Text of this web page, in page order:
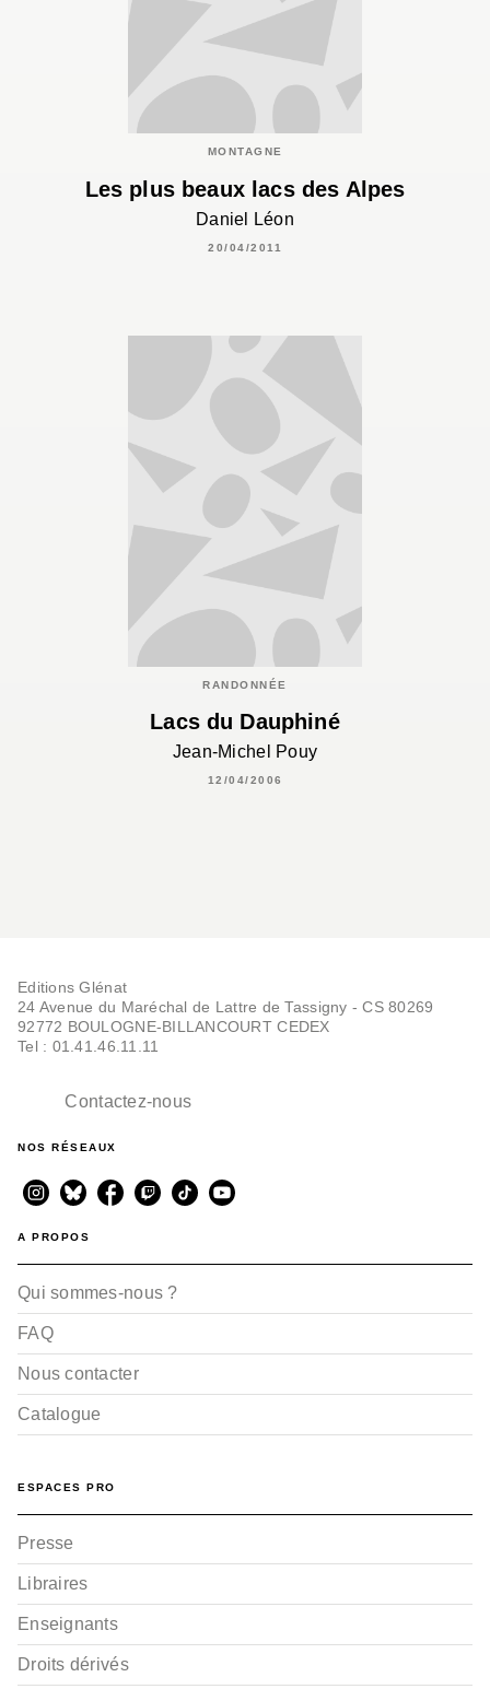
MONTAGNE
Les plus beaux lacs des Alpes
Daniel Léon
20/04/2011
RANDONNÉE
Lacs du Dauphiné
Jean-Michel Pouy
12/04/2006
Editions Glénat
24 Avenue du Maréchal de Lattre de Tassigny - CS 80269
92772 BOULOGNE-BILLANCOURT CEDEX
Tel : 01.41.46.11.11
Contactez-nous
NOS RÉSEAUX
A PROPOS
Qui sommes-nous ?
FAQ
Nous contacter
Catalogue
ESPACES PRO
Presse
Libraires
Enseignants
Droits dérivés